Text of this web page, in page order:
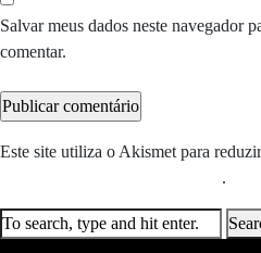
Salvar meus dados neste navegador
comentar.
Este site utiliza o Akismet para
.